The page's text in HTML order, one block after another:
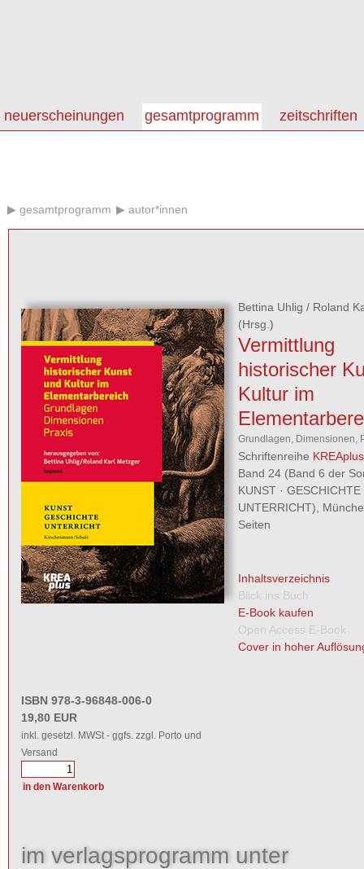
neuerscheinungen gesamtprogramm zeitschriften
gesamtprogramm autor*innen
Bettina Uhlig / Roland
(Hrsg.)
Vermittlung
historischer
Kultur im
Grundlagen, Dimensionen,
Schriftenreihe KREAplus
Band 24 (Band 6 der
KUNST · GESCHICHTE
UNTERRICHT),
Seiten
Inhaltsverzeichnis
Blick ins Buch
E-Book kaufen
Open Access E-Book
Cover in hoher
ISBN 978-3-96848-006-0
19,80 EUR
inkl. gesetzl. MWSt - ggfs. zzgl. Porto und
Versand
im verlagsprogramm unter